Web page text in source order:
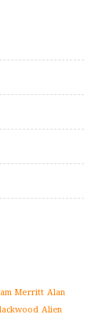
Merritt Alan
Alien